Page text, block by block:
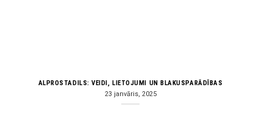
ALPROSTADILS: VEIDI, LIETOJUMI UN BLAKUSPARĀDĪBAS
23 janvāris, 2025